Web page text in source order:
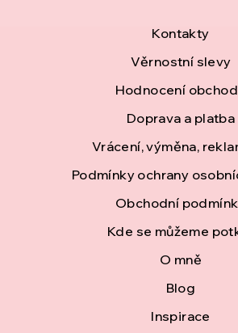
d
a
c
í
p
r
v
y
v
Kontakty
Věrnostní slevy
Hodnocení
Doprava a platba
Vrácení, výměna,
Podmínky ochrany
Obchodní
Kde se můžeme
O mně
Blog
Inspirace